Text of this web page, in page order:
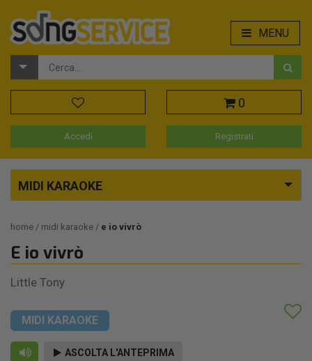
MENU
0
Accedi Registrati
MIDI KARAOKE
home midi karaoke e io vivrò
E io vivrò
Little Tony
MIDI KARAOKE
ASCOLTA L'ANTEPRIMA